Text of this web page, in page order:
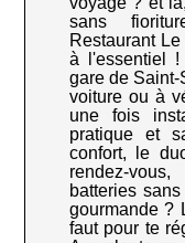
sans
Restaurant
à l'essentiel
gare de Saint-
voiture ou à
une fois
pratique et
confort, le
rendez-
batteries
gourmande ?
faut pour te